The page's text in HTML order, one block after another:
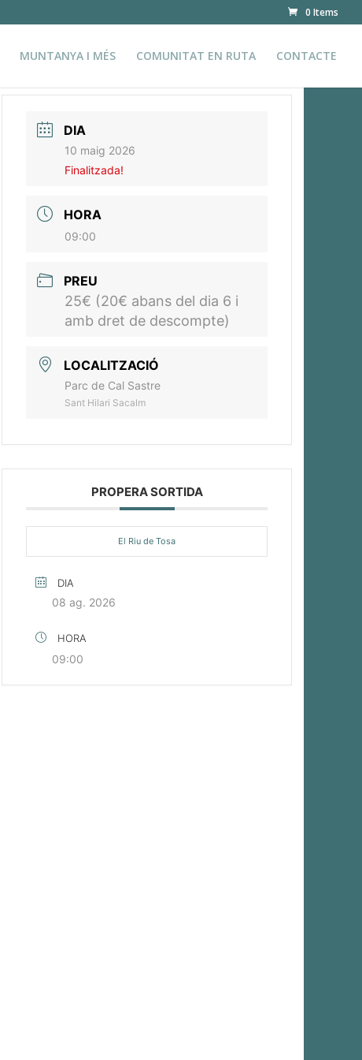
0 Items
MUNTANYA I MÉS COMUNITAT EN RUTA CONTACTE
DIA
10 maig 2026
Finalitzada!
HORA
09:00
PREU
25€ (20€ abans del dia 6 i
amb dret de descompte)
LOCALITZACIÓ
Parc de Cal Sastre
Sant Hilari Sacalm
PROPERA SORTIDA
El Riu de Tosa
DIA
08 ag. 2026
HORA
09:00